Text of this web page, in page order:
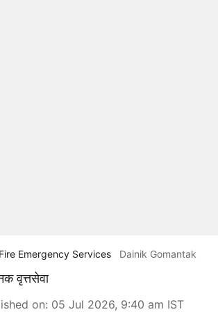
Emergency Services Dainik Gomantak
वृत्तसेवा
on: 05 Jul 2026, 9:40 am IST